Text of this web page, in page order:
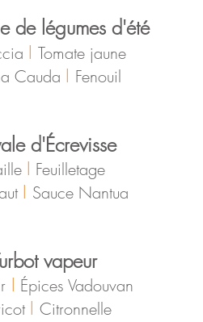
de légumes d'été
I Tomate jaune
Cauda I Fenouil
d'Écrevisse
I Feuilletage
I Sauce Nantua
vapeur
I Épices Vadouvan
I Citronnelle